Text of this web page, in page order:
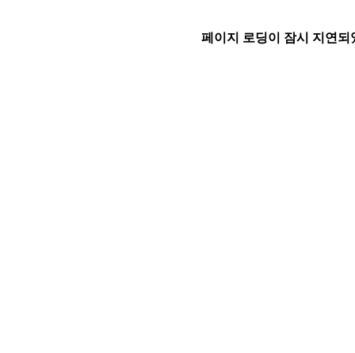
페이지 로딩이 잠시 지연